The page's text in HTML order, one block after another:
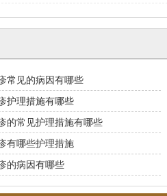
常见的病因有哪些
护理措施有哪些
的常见护理措施有哪些
有哪些护理措施
的病因有哪些